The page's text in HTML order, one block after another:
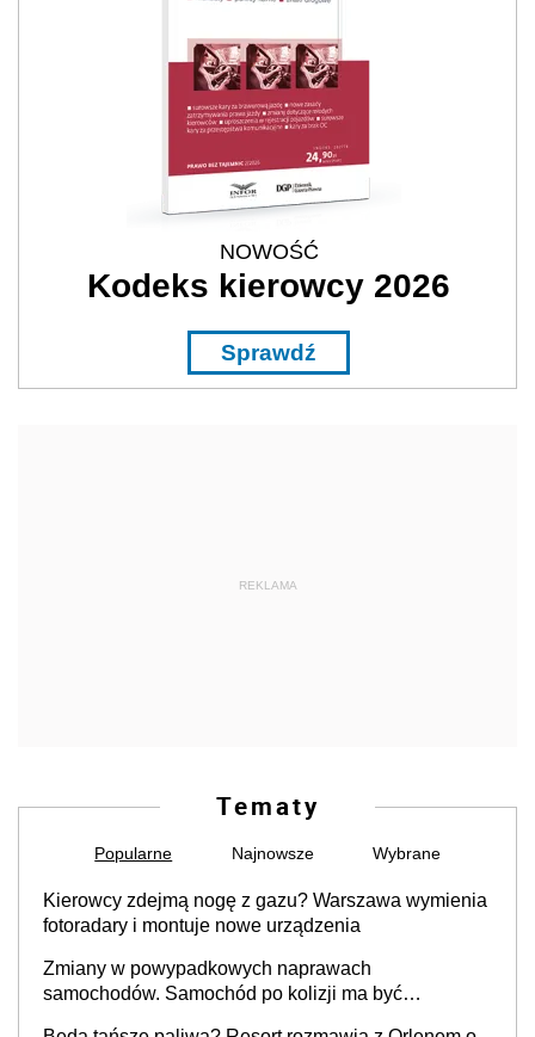
NOWOŚĆ
Kodeks kierowcy 2026
Sprawdź
REKLAMA
Tematy
Popularne Najnowsze Wybrane
Kierowcy zdejmą nogę z gazu? Warszawa wymienia
fotoradary i montuje nowe urządzenia
Zmiany w powypadkowych naprawach
samochodów. Samochód po kolizji ma być